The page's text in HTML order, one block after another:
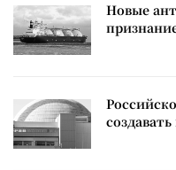
Новые